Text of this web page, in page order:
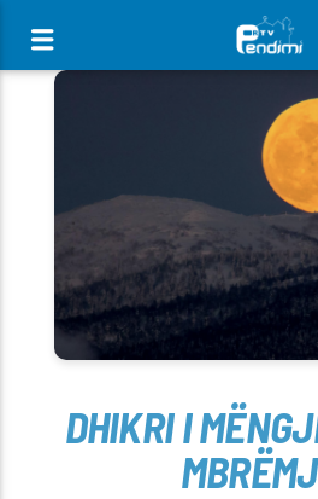
[There are no radio stations in the
DHIKRI I